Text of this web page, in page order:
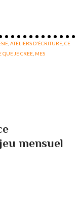
,ATELIERS D'ÉCRITURE ,CE
QUE JE CREE MES
mensuel